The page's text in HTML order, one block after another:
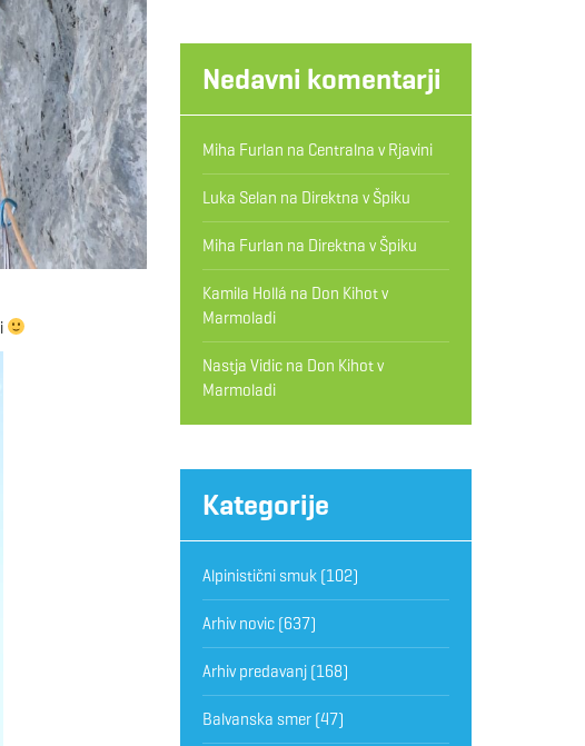
Nedavni komentarji
Miha Furlan na Centralna v Rjavini
Luka Selan na Direktna v Špiku
Miha Furlan na Direktna v Špiku
Kamila Hollá na Don Kihot v
Marmoladi
Nastja Vidicna Don Kihot v
Marmoladi
Kategorije
Alpinistični smuk(102)
Arhiv novic(637)
Arhiv predavanj(168)
Balvanska smer(47)